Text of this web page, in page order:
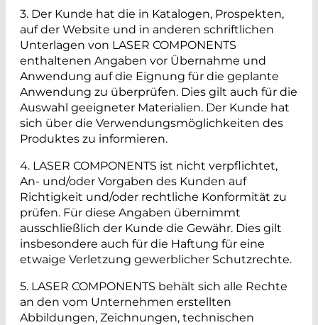
3. Der Kunde hat die in Katalogen, Prospekten,
auf der Website und in anderen schriftlichen
Unterlagen von LASER COMPONENTS
enthaltenen Angaben vor Übernahme und
Anwendung auf die Eignung für die geplante
Anwendung zu überprüfen. Dies gilt auch für die
Auswahl geeigneter Materialien. Der Kunde hat
sich über die Verwendungsmöglichkeiten des
Produktes zu informieren.
4. LASER COMPONENTS ist nicht verpflichtet,
An- und/oder Vorgaben des Kunden auf
Richtigkeit und/oder rechtliche Konformität zu
prüfen. Für diese Angaben übernimmt
ausschließlich der Kunde die Gewähr. Dies gilt
insbesondere auch für die Haftung für eine
etwaige Verletzung gewerblicher Schutzrechte.
5. LASER COMPONENTS behält sich alle Rechte
an den vom Unternehmen erstellten
Abbildungen, Zeichnungen, technischen